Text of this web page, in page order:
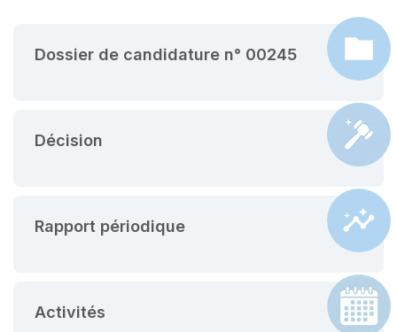
Dossier de candidature n° 00245
Décision
Rapport périodique
Activités